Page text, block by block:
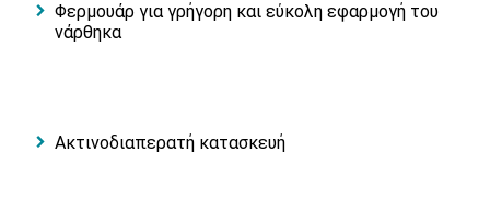
Φερμουάρ για γρήγορη και εύκολη εφαρμογή του
νάρθηκα
Ακτινοδιαπερατή κατασκευή